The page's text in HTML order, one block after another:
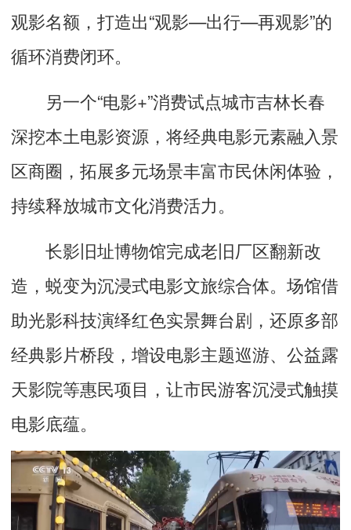
观影名额，打造出“观影—出行—再观影”的
循环消费闭环。
另一个“电影+”消费试点城市吉林长春
深挖本土电影资源，将经典电影元素融入景
区商圈，拓展多元场景丰富市民休闲体验，
持续释放城市文化消费活力。
长影旧址博物馆完成老旧厂区翻新改
造，蜕变为沉浸式电影文旅综合体。场馆借
助光影科技演绎红色实景舞台剧，还原多部
经典影片桥段，增设电影主题巡游、公益露
天影院等惠民项目，让市民游客沉浸式触摸
电影底蕴。